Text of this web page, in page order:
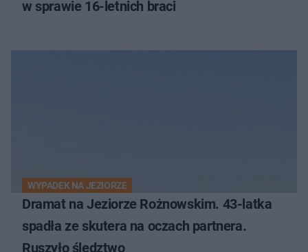
w sprawie 16-letnich braci
WYPADEK NA JEZIORZE
Dramat na Jeziorze Rożnowskim. 43-latka
spadła ze skutera na oczach partnera.
Ruszyło śledztwo